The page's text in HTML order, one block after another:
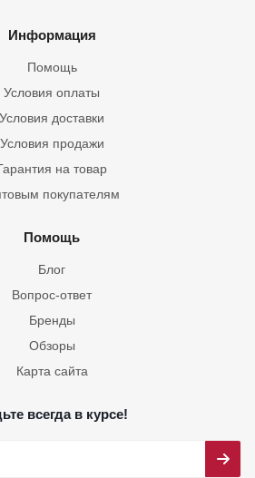
Информация
Помощь
Условия оплаты
Условия доставки
Условия продажи
на товар
покупателям
Помощь
Блог
Вопрос-ответ
Бренды
Обзоры
Карта сайта
всегда в курсе!